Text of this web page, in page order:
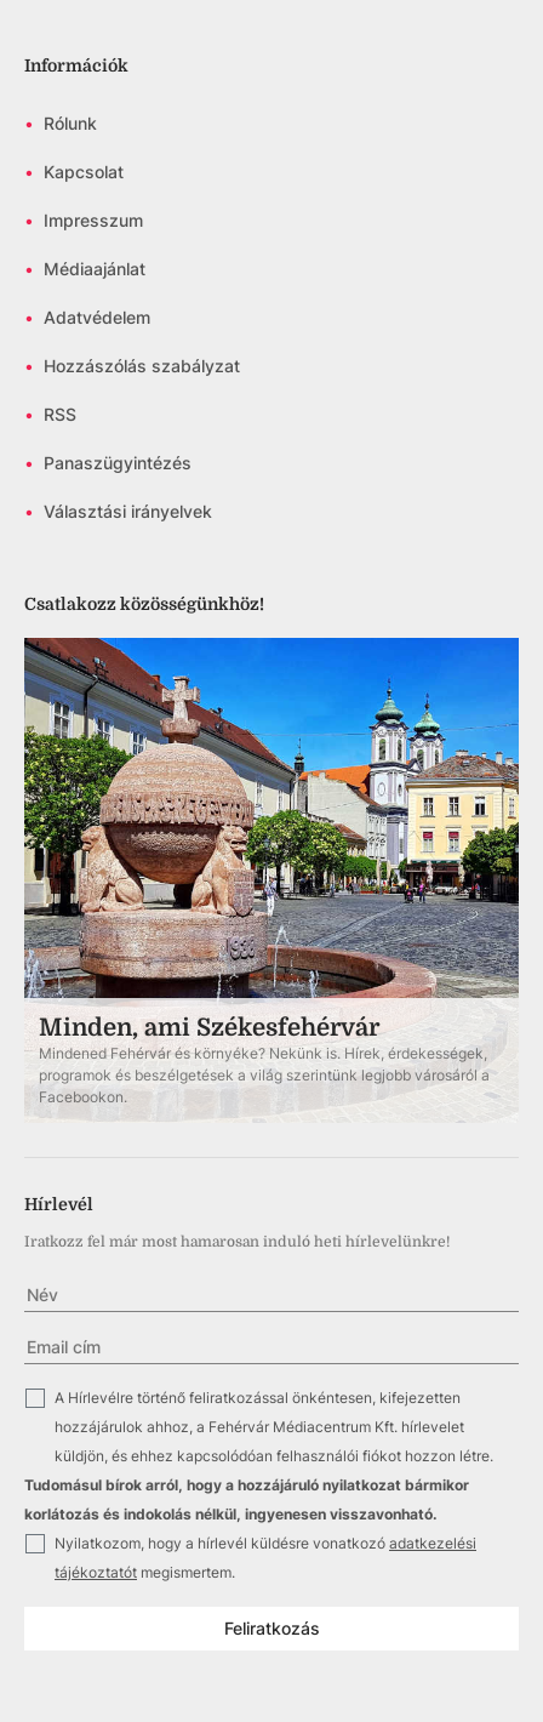
Információk
• Rólunk
• Kapcsolat
• Impresszum
• Médiaajánlat
• Adatvédelem
• Hozzászólás szabályzat
• RSS
• Panaszügyintézés
• Választási irányelvek
Csatlakozz közösségünkhöz!
Minden, ami Székesfehérvár
Mindened Fehérvár és környéke? Nekünk is. Hírek, érdekességek,
programok és beszélgetések a világ szerintünk legjobb városáról a
Facebookon.
Hírlevél
Iratkozz fel már most hamarosan induló heti hírlevelünkre!
A Hírlevélre történő feliratkozással önkéntesen, kifejezetten
hozzájárulok ahhoz, a Fehérvár Médiacentrum Kft. hírlevelet
küldjön, és ehhez kapcsolódóan felhasználói fiókot hozzon létre.
Tudomásul bírok arról, hogy a hozzájáruló nyilatkozat bármikor
korlátozás és indokolás nélkül, ingyenesen visszavonható.
Nyilatkozom, hogy a hírlevél küldésre vonatkozó adatkezelési
tájékoztatót megismertem.
Feliratkozás